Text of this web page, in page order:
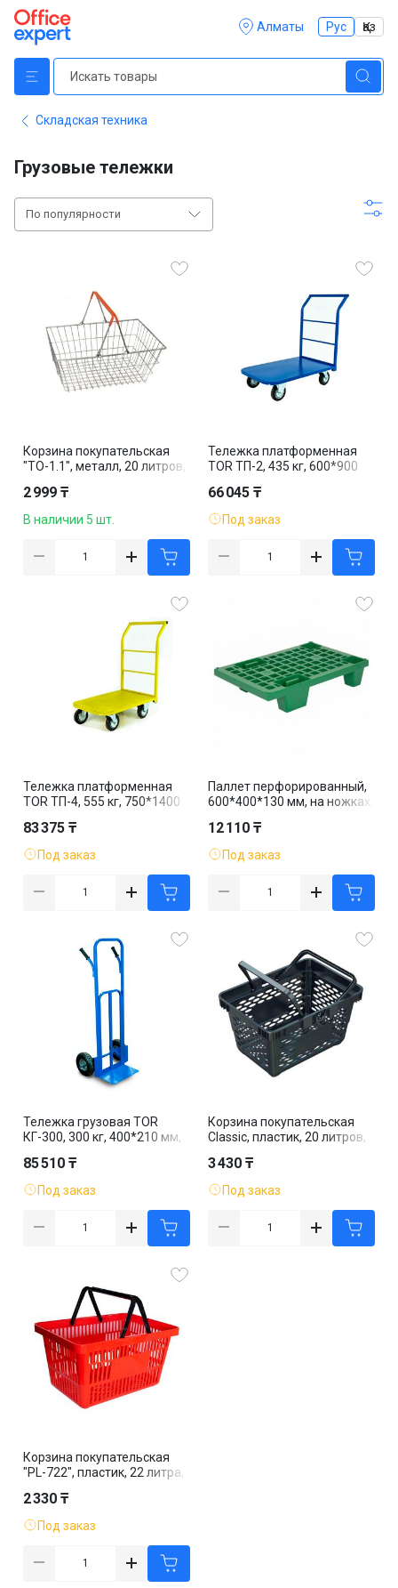
Алматы Рус Қаз
Складская техника
Грузовые тележки
По популярности
Корзина покупательская
"ТО-1.1", металл, 20 литров,
2 999 ₸
В наличии 5 шт.
Тележка платформенная
TOR ТП-2, 435 кг, 600*900
66 045 ₸
Под заказ
Тележка платформенная
TOR ТП-4, 555 кг, 750*1400
83 375 ₸
Под заказ
Паллет перфорированный,
600*400*130 мм, на ножках,
12 110 ₸
Под заказ
Тележка грузовая TOR
КГ-300, 300 кг, 400*210 мм,
85 510 ₸
Под заказ
Корзина покупательская
Classic, пластик, 20 литров,
3 430 ₸
Под заказ
Корзина покупательская
"PL-722", пластик, 22 литра,
2 330 ₸
Под заказ